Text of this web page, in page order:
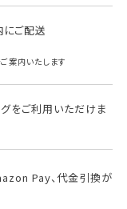
ご配送
案内いたします
をご利用いただけま
Pay、代金引換が